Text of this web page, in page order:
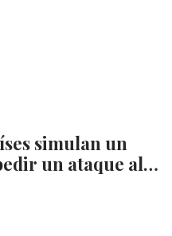
simulan un
un ataque al…